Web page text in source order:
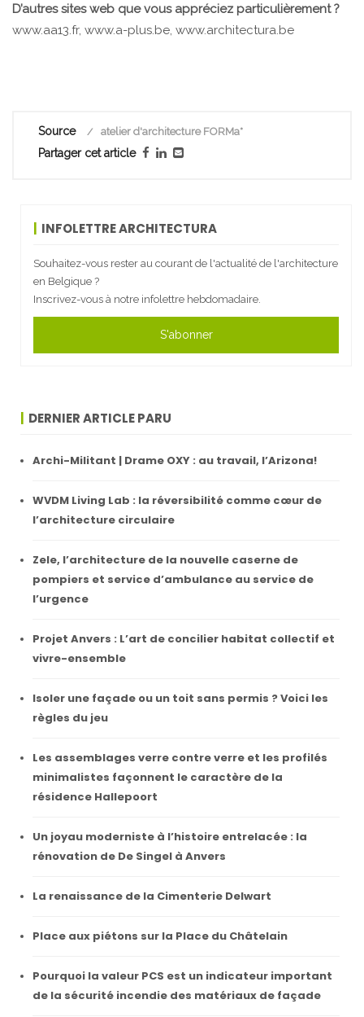
D’autres sites web que vous appréciez particulièrement ?
www.aa13.fr, www.a-plus.be, www.architectura.be
Source atelier d'architecture FORMa*
Partager cet article
INFOLETTRE ARCHITECTURA
Souhaitez-vous rester au courant de l'actualité de l'architecture
en Belgique ?
Inscrivez-vous à notre infolettre hebdomadaire.
S'abonner
DERNIER ARTICLE PARU
Archi-Militant | Drame OXY : au travail, l’Arizona!
WVDM Living Lab : la réversibilité comme cœur de
l’architecture circulaire
Zele, l’architecture de la nouvelle caserne de
pompiers et service d’ambulance au service de
l’urgence
Projet Anvers : L’art de concilier habitat collectif et
vivre-ensemble
Isoler une façade ou un toit sans permis ? Voici les
règles du jeu
Les assemblages verre contre verre et les profilés
minimalistes façonnent le caractère de la
résidence Hallepoort
Un joyau moderniste à l’histoire entrelacée : la
rénovation de De Singel à Anvers
La renaissance de la Cimenterie Delwart
Place aux piétons sur la Place du Châtelain
Pourquoi la valeur PCS est un indicateur important
de la sécurité incendie des matériaux de façade